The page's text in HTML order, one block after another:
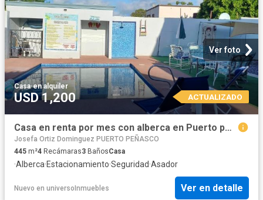
Ver foto
Casa·en alquiler
USD 1,200 ACTUALIZADO
Casa en renta por mes con alberca en Puerto pe?asco 4 recamaras
Josefa Ortiz Dominguez PUERTO PEÑASCO
445 m²4 Recámaras3 BañosCasa
·Alberca·Estacionamiento·Seguridad·Asador
Nuevo en universoInmuebles Ver en detalle